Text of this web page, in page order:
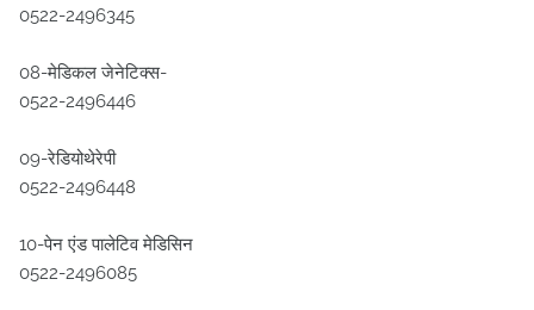
0522-2496345
08-मेडिकल जेनेटिक्स-
0522-2496446
09-रेडियोथेरेपी
0522-2496448
10-पेन एंड पालेटिव मेडिसिन
0522-2496085